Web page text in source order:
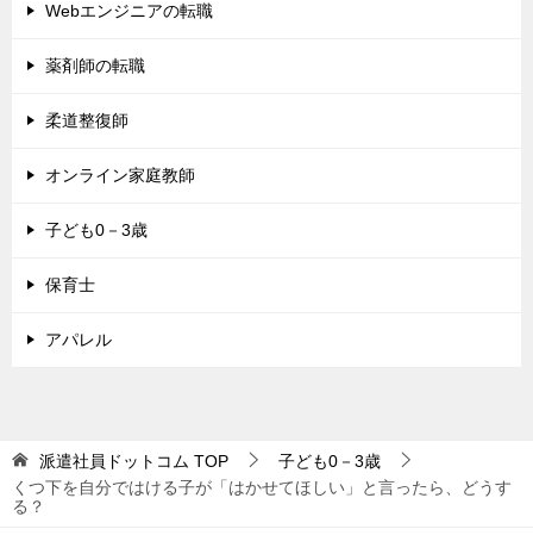
Webエンジニアの転職
薬剤師の転職
柔道整復師
オンライン家庭教師
子ども0－3歳
保育士
アパレル
派遣社員ドットコム TOP
子ども0－3歳
くつ下を自分ではける子が「はかせてほしい」と言ったら、どうす
る？